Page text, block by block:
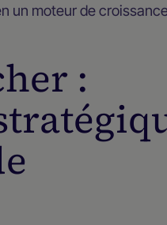
un moteur de
: